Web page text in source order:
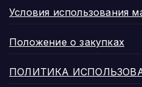
Условия использования
Положение о закупках
ПОЛИТИКА